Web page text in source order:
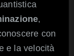
,
con
e la velocità